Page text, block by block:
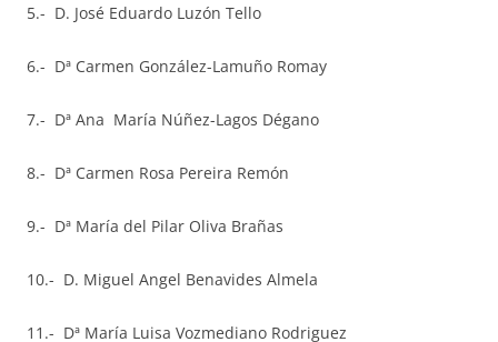
5.- D. José Eduardo Luzón Tello
6.- Dª Carmen González-Lamuño Romay
7.- Dª Ana María Núñez-Lagos Dégano
8.- Dª Carmen Rosa Pereira Remón
9.- Dª María del Pilar Oliva Brañas
10.- D. Miguel Angel Benavides Almela
11.- Dª María Luisa Vozmediano Rodriguez